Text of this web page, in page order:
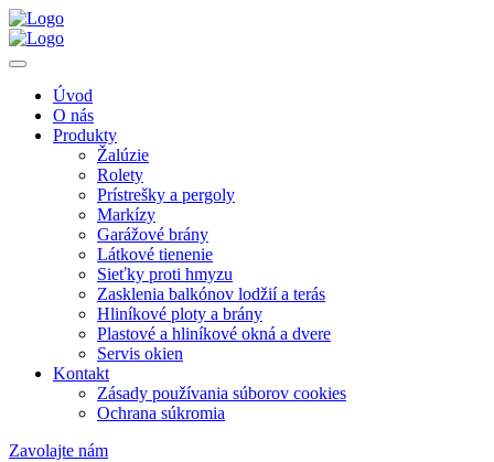
Úvod
O nás
Produkty
Žalúzie
Rolety
Prístrešky a pergoly
Markízy
Garážové brány
Látkové tienenie
Sieťky proti hmyzu
Zasklenia balkónov lodžií a terás
Hliníkové ploty a brány
Plastové a hliníkové okná a dvere
Servis okien
Kontakt
Zásady používania súborov cookies
Ochrana súkromia
Zavolajte nám